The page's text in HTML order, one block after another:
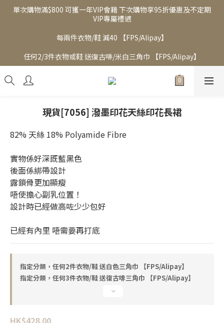
單次購物滿$800 可獲一年VIP會籍 下次購物享95折優惠及不定期
VIP專屬禮遇
每兩件衣物/鞋 減40 【FPS/Alipay】
任何2/3件衣物或鞋 送復古啡/米白三角巾 【FPS/Alipay】
現貨[7056] 潑墨印花天絲印花長裙
82% 天絲 18% Polyamide Fibre
實物係好深既藍黑色
後面係綁帶設計
露鎖骨更加顯瘦
唔使擔心副乳位置！
設計時已經做高咗少少包好
已經有內里 唔需要再打底
指定分類，任何2件衣物/鞋 送白色三角巾 【FPS/Alipay】
指定分類，任何3件衣物/鞋 送復古啡三角巾 【FPS/Alipay】
HK$428.00